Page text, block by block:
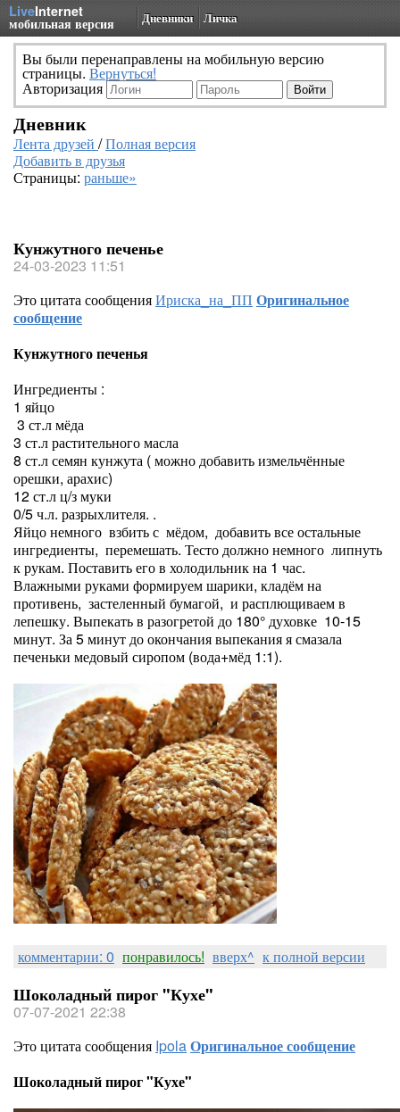
LiveInternet
мобильная версия Дневники Личка
Вы были перенаправлены на мобильную версию
страницы. Вернуться!
Авторизация
Дневник
Лента друзей /Полная версия
Добавить в друзья
Страницы: раньше»
Кунжутного печенье
24-03-2023 11:51
Это цитата сообщенияИриска_на_ПП Оригинальное
сообщение
Кунжутного печенья
Ингредиенты :
1 яйцо
3 ст.л мёда
3 ст.л растительного масла
8 ст.л семян кунжута ( можно добавить измельчённые
орешки, арахис)
12 ст.л ц/з муки
0/5 ч.л. разрыхлителя. .
Яйцо немного взбить с мёдом, добавить все остальные
ингредиенты, перемешать. Тесто должно немного липнуть
к рукам. Поставить его в холодильник на 1 час.
Влажными руками формируем шарики, кладём на
противень, застеленный бумагой, и расплющиваем в
лепешку. Выпекать в разогретой до 180° духовке 10-15
минут. За 5 минут до окончания выпекания я смазала
печеньки медовый сиропом (вода+мёд 1:1).
комментарии: 0 понравилось! вверх^ к полной версии
Шоколадный пирог "Кухе"
07-07-2021 22:38
Это цитата сообщения IpolaОригинальное сообщение
Шоколадный пирог "Кухе"